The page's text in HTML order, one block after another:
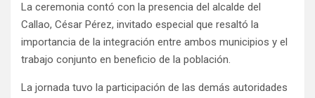
La ceremonia contó con la presencia del alcalde del
Callao, César Pérez, invitado especial que resaltó la
importancia de la integración entre ambos municipios y el
trabajo conjunto en beneficio de la población.
La jornada tuvo la participación de las demás autoridades